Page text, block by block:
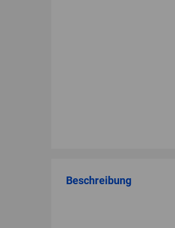
Beschreibung